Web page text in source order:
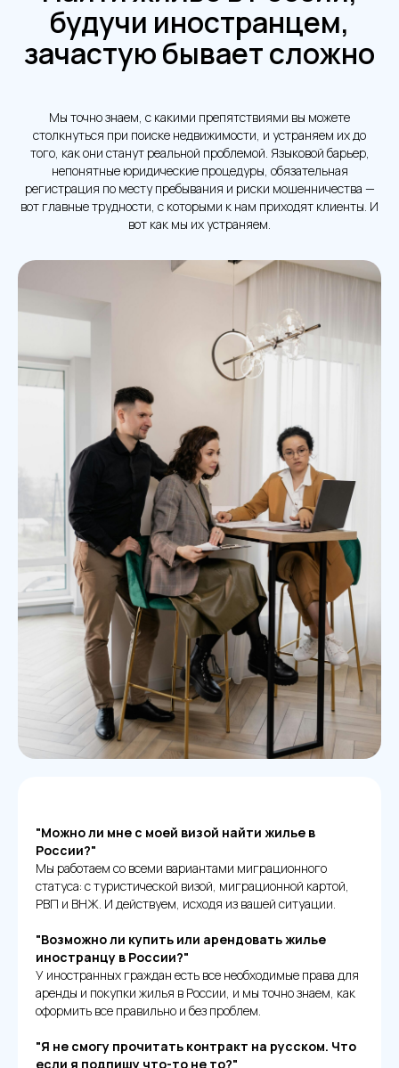
будучи иностранцем,
зачастую бывает сложно
Мы точно знаем, с какими препятствиями вы можете
столкнуться при поиске недвижимости, и устраняем их до
того, как они станут реальной проблемой. Языковой барьер,
непонятные юридические процедуры, обязательная
регистрация по месту пребывания и риски мошенничества —
вот главные трудности, с которыми к нам приходят клиенты. И
вот как мы их устраняем.
"Можно ли мне с моей визой найти жилье в
России?"
Мы работаем со всеми вариантами миграционного
статуса: с туристической визой, миграционной картой,
РВП и ВНЖ. И действуем, исходя из вашей ситуации.
"Возможно ли купить или арендовать жилье
иностранцу в России?"
У иностранных граждан есть все необходимые права для
аренды и покупки жилья в России, и мы точно знаем, как
оформить все правильно и без проблем.
"Я не смогу прочитать контракт на русском. Что
если я подпишу что-то не то?"